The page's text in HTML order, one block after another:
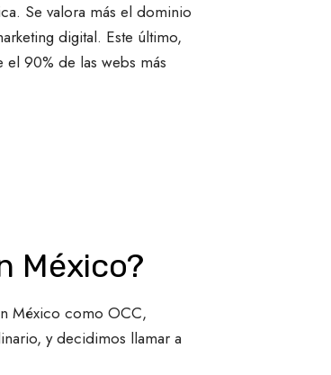
Se valora más el dominio
digital. Este último,
90% de las webs más
México?
México como OCC,
y decidimos llamar a